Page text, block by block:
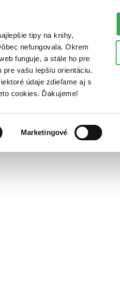
tipy na knihy,
nefungovala. Okrem
funguje, a stále ho pre
vašu lepšiu orientáciu.
údaje zdieľame aj s
cookies. Ďakujeme!
Marketingové